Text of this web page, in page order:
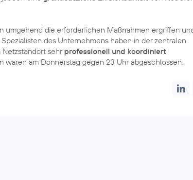
umgehend die erforderlichen Maßnahmen ergriffen
. Spezialisten des Unternehmens haben in der zentralen
sehr professionell und koordiniert
am Donnerstag gegen 23 Uhr abgeschlossen.